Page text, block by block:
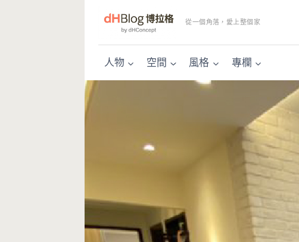
從一個角落，愛上整個家
人物 空間 風格 專欄